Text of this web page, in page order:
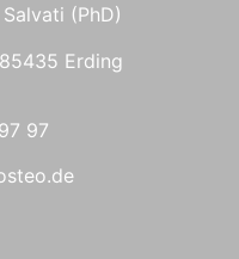
(PhD)
Erding
97